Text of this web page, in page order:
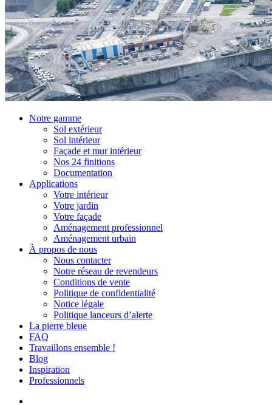
Notre gamme
Sol extérieur
Sol intérieur
Façade et mur intérieur
Nos 24 finitions
Documentation
Applications
Votre intérieur
Votre jardin
Votre façade
Aménagement professionnel
Aménagement urbain
À propos de nous
Nous contacter
Notre réseau de revendeurs
Conditions de vente
Politique de confidentialité
Notice légale
Politique lanceurs d’alerte
La pierre bleue
FAQ
Travaillons ensemble !
Blog
Inspiration
Professionnels